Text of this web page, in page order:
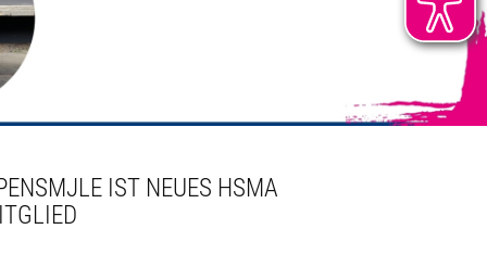
IST NEUES HSMA